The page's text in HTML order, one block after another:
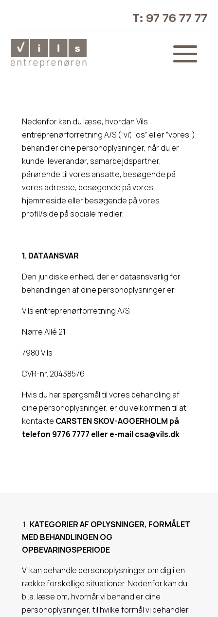
T: 97 76 77 77
Nedenfor kan du læse, hvordanVils
entreprenørforretning A/S(”vi”, ”os” eller ”vores”)
behandler dine personoplysninger, når du er
kunde, leverandør, samarbejdspartner,
pårørende til vores ansatte, besøgende på
vores adresse, besøgende på vores
hjemmeside eller besøgende på vores
profil/side på sociale medier.
1. DATAANSVAR
Den juridiske enhed, der er dataansvarlig for
behandlingen af dine personoplysninger er:
Vils entreprenørforretning A/S
Nørre Allé 21
7980 Vils
CVR-nr. 20438576
Hvis du har spørgsmål til vores behandling af
dine personoplysninger, er du velkommen til at
kontakte CARSTEN SKOV-AGGERHOLM på
telefon 9776 7777 eller e-mail csa@vils.dk
KATEGORIER AF OPLYSNINGER, FORMÅLET
MED BEHANDLINGEN OG
OPBEVARINGSPERIODE
Vi kan behandle personoplysninger om dig i en
række forskellige situationer. Nedenfor kan du
bl.a. læse om, hvornår vi behandler dine
personoplysninger, til hvilke formål vi behandler